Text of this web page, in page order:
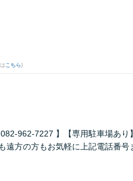
こちら)
962-7227 】【専用駐車場あ
遠方の方もお気軽に上記電話番号